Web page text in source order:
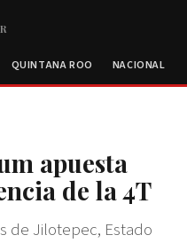
QUINTANA ROO NACIONAL
apuesta
de la 4T
de Jilotepec, Estado